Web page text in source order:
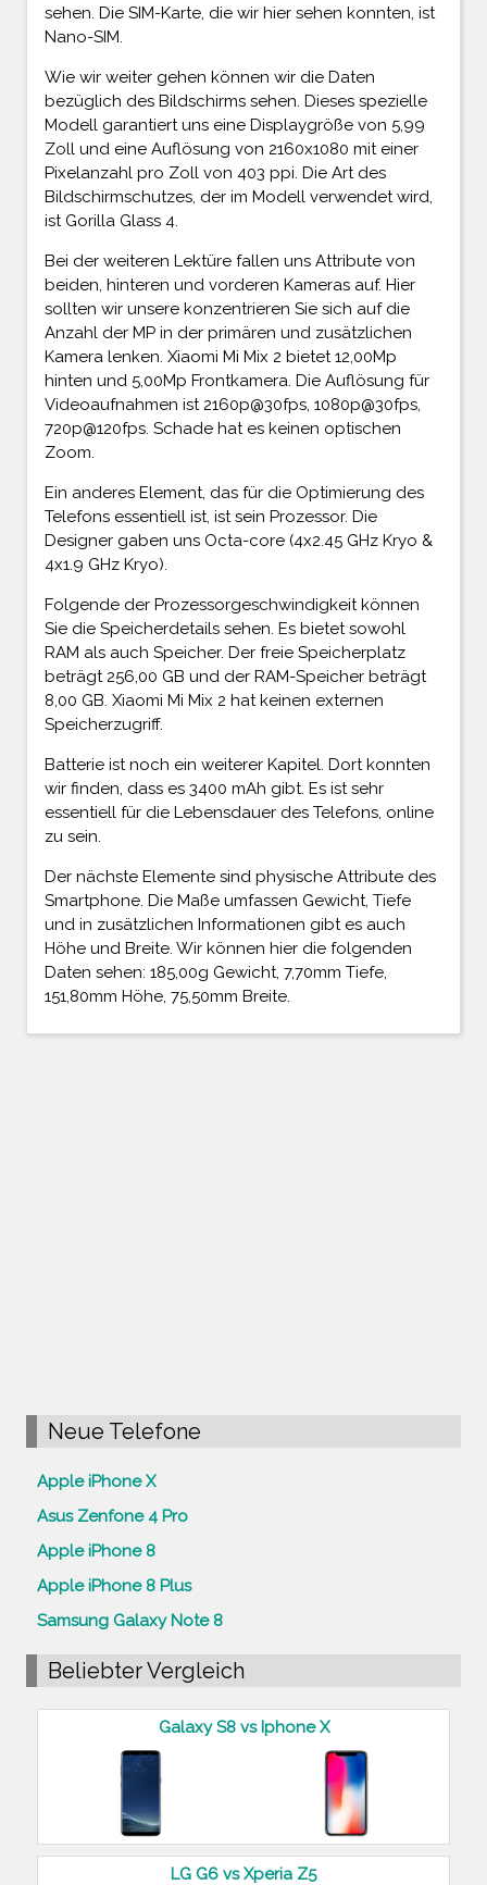
sehen. Die SIM-Karte, die wir hier sehen konnten, ist
Nano-SIM.
Wie wir weiter gehen können wir die Daten
bezüglich des Bildschirms sehen. Dieses spezielle
Modell garantiert uns eine Displaygröße von 5,99
Zoll und eine Auflösung von 2160x1080 mit einer
Pixelanzahl pro Zoll von 403 ppi. Die Art des
Bildschirmschutzes, der im Modell verwendet wird,
ist Gorilla Glass 4.
Bei der weiteren Lektüre fallen uns Attribute von
beiden, hinteren und vorderen Kameras auf. Hier
sollten wir unsere konzentrieren Sie sich auf die
Anzahl der MP in der primären und zusätzlichen
Kamera lenken. Xiaomi Mi Mix 2 bietet 12,00Mp
hinten und 5,00Mp Frontkamera. Die Auflösung für
Videoaufnahmen ist 2160p@30fps, 1080p@30fps,
720p@120fps. Schade hat es keinen optischen
Zoom.
Ein anderes Element, das für die Optimierung des
Telefons essentiell ist, ist sein Prozessor. Die
Designer gaben uns Octa-core (4x2.45 GHz Kryo &
4x1.9 GHz Kryo).
Folgende der Prozessorgeschwindigkeit können
Sie die Speicherdetails sehen. Es bietet sowohl
RAM als auch Speicher. Der freie Speicherplatz
beträgt 256,00 GB und der RAM-Speicher beträgt
8,00 GB. Xiaomi Mi Mix 2 hat keinen externen
Speicherzugriff.
Batterie ist noch ein weiterer Kapitel. Dort konnten
wir finden, dass es 3400 mAh gibt. Es ist sehr
essentiell für die Lebensdauer des Telefons, online
zu sein.
Der nächste Elemente sind physische Attribute des
Smartphone. Die Maße umfassen Gewicht, Tiefe
und in zusätzlichen Informationen gibt es auch
Höhe und Breite. Wir können hier die folgenden
Daten sehen: 185,00g Gewicht, 7,70mm Tiefe,
151,80mm Höhe, 75,50mm Breite.
Neue Telefone
Apple iPhone X
Asus Zenfone 4 Pro
Apple iPhone 8
Apple iPhone 8 Plus
Samsung Galaxy Note 8
Beliebter Vergleich
Galaxy S8 vs Iphone X
LG G6 vs Xperia Z5